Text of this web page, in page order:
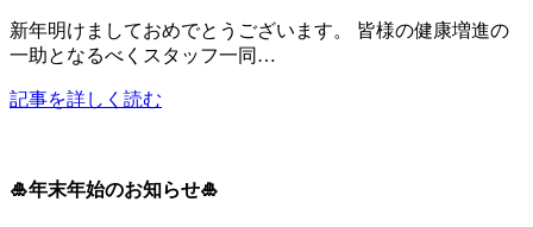
新年明けましておめでとうございます。 皆様の健康増進の
一助となるべくスタッフ一同…
記事を詳しく読む
🎍年末年始のお知らせ🎍